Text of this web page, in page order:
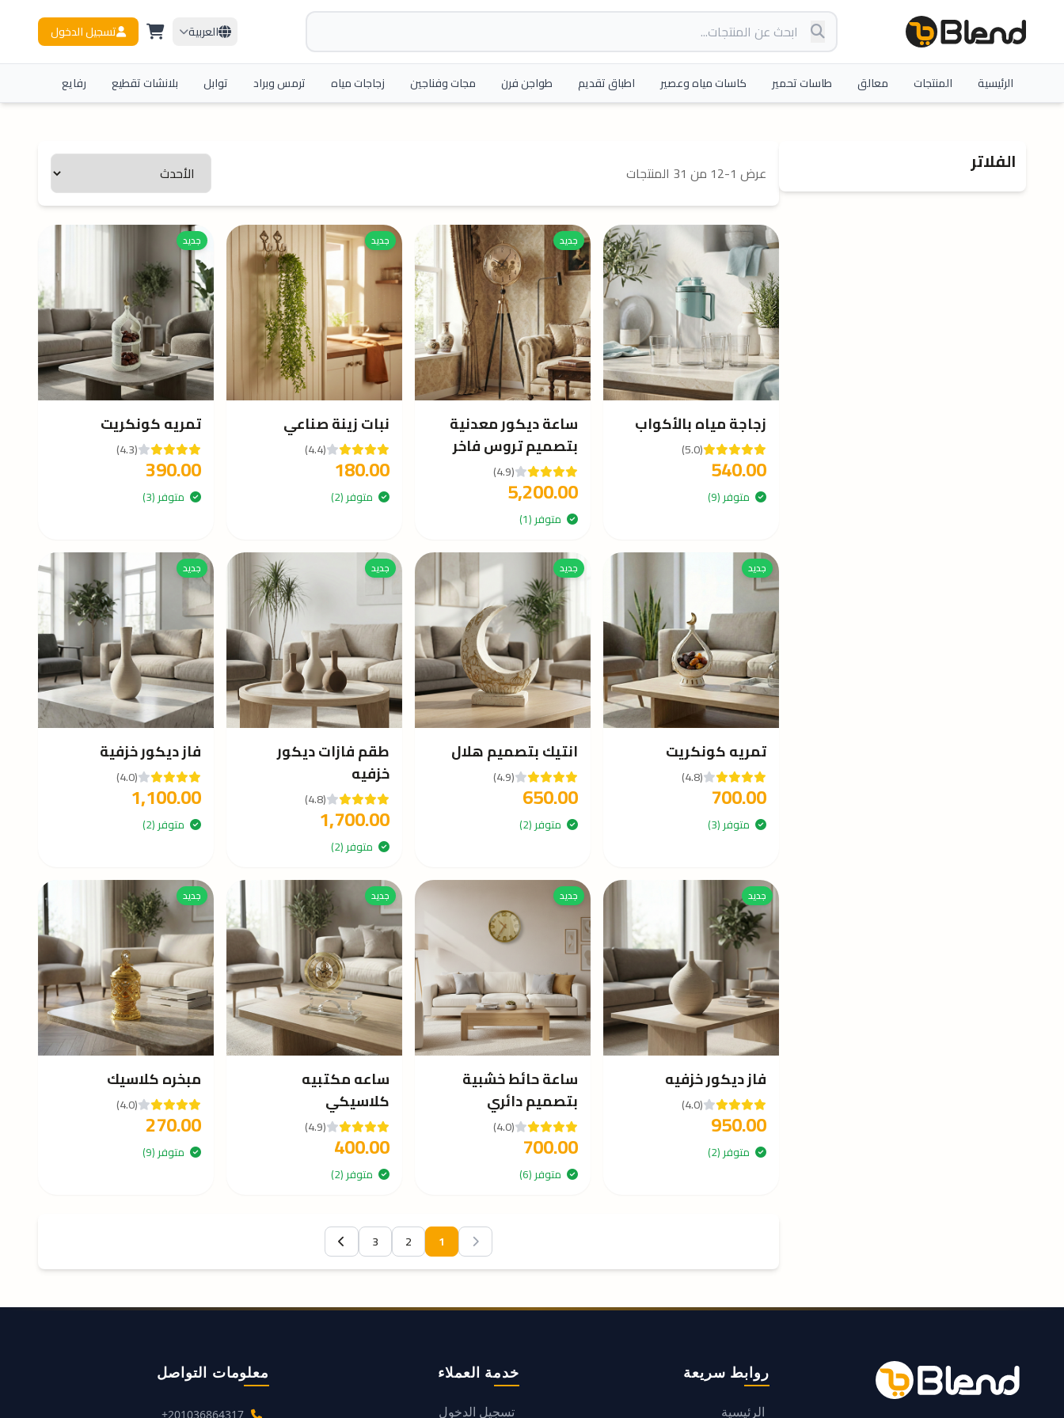
العربية تسجيل الدخول
الرئيسية المنتجات معالق طاسات تحمير كاسات مياه وعصير اطباق تقديم طواجن فرن مجات وفناجين زجاجات مياه ترمس وبراد توابل بلانشات تقطيع رفايع
الفلاتر عرض 1-12 من 31 المنتجات
زجاجة مياه بالأكواب
(5.0)
540.00
متوفر (9)
جديد
ساعة ديكور معدنية
بتصميم تروس فاخر
(4.9)
5,200.00
متوفر (1)
جديد
نبات زينة صناعي
(4.4)
180.00
متوفر (2)
جديد
تمريه كونكريت
(4.3)
390.00
متوفر (3)
جديد
تمريه كونكريت
(4.8)
700.00
متوفر (3)
جديد
انتيك بتصميم هلال
(4.9)
650.00
متوفر (2)
جديد
طقم فازات ديكور
خزفيه
(4.8)
1,700.00
متوفر (2)
جديد
فاز ديكور خزفية
(4.0)
1,100.00
متوفر (2)
جديد
فاز ديكور خزفيه
(4.0)
950.00
متوفر (2)
جديد
ساعة حائط خشبية
بتصميم دائري
(4.0)
700.00
متوفر (6)
جديد
ساعه مكتبيه
كلاسيكي
(4.9)
400.00
متوفر (2)
جديد
مبخره كلاسيك
(4.0)
270.00
متوفر (9)
1
2
3
روابط سريعة
الرئيسية
خدمة العملاء
تسجيل الدخول
معلومات التواصل
+201036864317